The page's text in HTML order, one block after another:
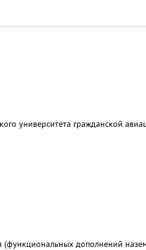
университета гражданской
дополнений